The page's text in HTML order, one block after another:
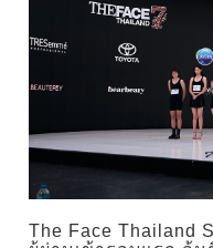
The Face Thailand